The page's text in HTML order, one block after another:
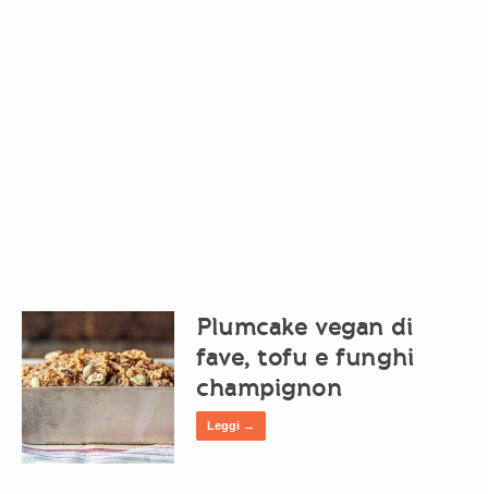
Plumcake vegan di
fave, tofu e funghi
champignon
Leggi →